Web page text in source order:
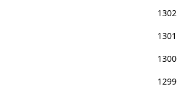
1302
1301
1300
1299